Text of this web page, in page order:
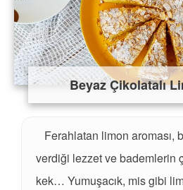
Beyaz Çikolatalı
Ferahlatan limon aroması,
verdiği lezzet ve bademlerin
kek… Yumuşacık, mis gibi